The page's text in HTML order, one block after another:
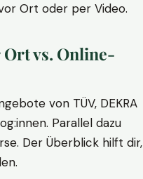
Ort oder per Video.
vs. Online-
von TÜV, DEKRA
Parallel dazu
Der Überblick hilft dir,